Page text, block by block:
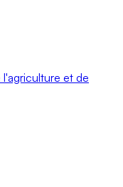
l'agriculture et de